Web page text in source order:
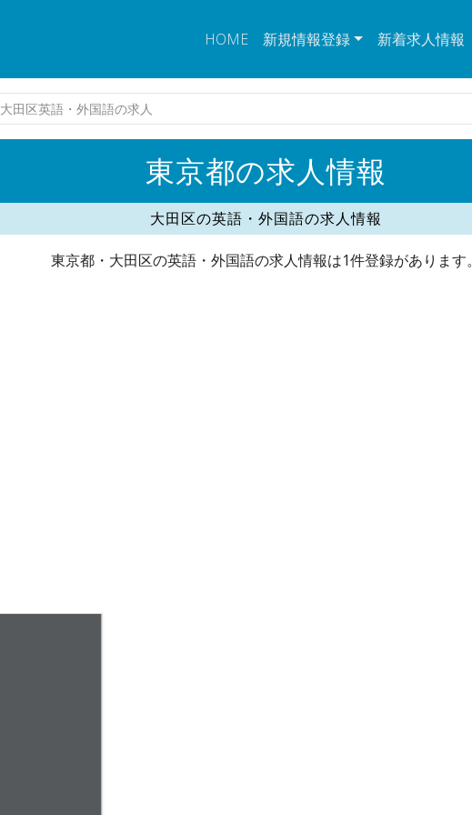
HOME 新規情報登録 新着求人情報
大田区英語・外国語の求人
東京都の求人情報
大田区の英語・外国語の求人情報
東京都・大田区の英語・外国語の求人情報は1件登録があります。